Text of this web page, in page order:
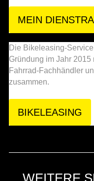
MEIN
Die Bikeleasing-
Gründung im Jahr
Fahrrad-Fachhändler
zusammen.
BIKELEASING
WEITERE